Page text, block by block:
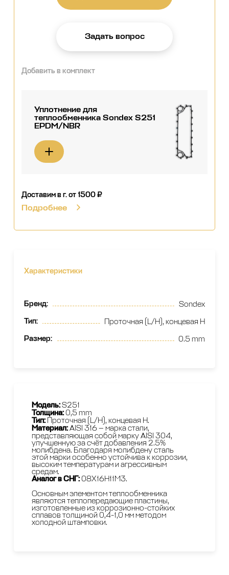
Задать вопрос
Добавить в комплект
Уплотнение для
теплообменника Sondex S251
EPDM/NBR
Доставим в г.от 1500 ₽
Подробнее
Характеристики
Бренд: Sondex
Тип: Проточная (L/H), концевая H
Размер: 0.5 mm
Модель:S251
Толщина:0,5 mm
Тип:Проточная (L/H), концевая H.
Материал:AISI 316 — марка стали,
представляющая собой марку AISI 304,
улучшенную за счёт добавления 2.5%
молибдена. Благодаря молибдену сталь
этой марки особенно устойчива к коррозии,
высоким температурам и агрессивным
средам.
Аналог в СНГ:08Х16Н11М3.
Основным элементом теплообменника
являются теплопередающие пластины,
изготовленные из коррозионно-стойких
сплавов толщиной 0,4-1,0 мм методом
холодной штамповки.